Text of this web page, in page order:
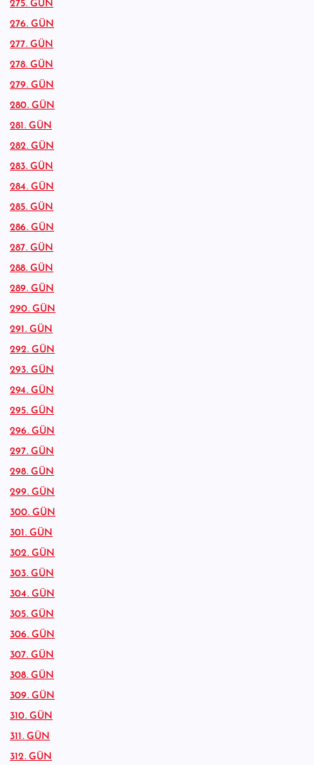
275. GÜN
276. GÜN
277. GÜN
278. GÜN
279. GÜN
280. GÜN
281. GÜN
282. GÜN
283. GÜN
284. GÜN
285. GÜN
286. GÜN
287. GÜN
288. GÜN
289. GÜN
290. GÜN
291. GÜN
292. GÜN
293. GÜN
294. GÜN
295. GÜN
296. GÜN
297. GÜN
298. GÜN
299. GÜN
300. GÜN
301. GÜN
302. GÜN
303. GÜN
304. GÜN
305. GÜN
306. GÜN
307. GÜN
308. GÜN
309. GÜN
310. GÜN
311. GÜN
312. GÜN